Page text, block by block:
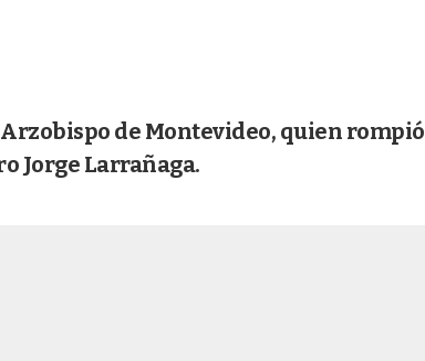
de Montevideo, quien rompió
Jorge Larrañaga.